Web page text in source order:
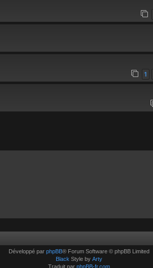
1
Développé par phpBB® Forum Software © phpBB Limited
Black Style by Arty
Traduit par phpBB-fr.com